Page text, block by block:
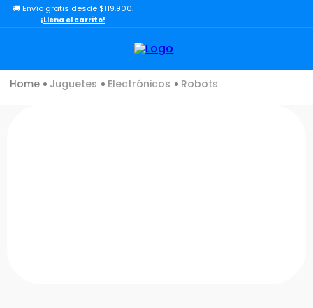
🚚 Envío gratis desde $119.900.
¡Llena el carrito!
Juguetes Electrónicos Robots
TÉRMINOS MÁS BUSCADOS
3.
carro